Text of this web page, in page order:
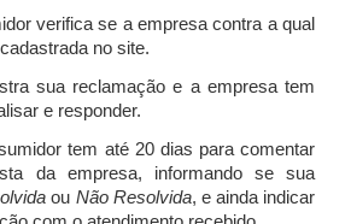
verifica se a empresa contra a qual
no site.
sua reclamação e a empresa tem
e responder.
tem até 20 dias para comentar
da empresa, informando se sua
ou Não Resolvida, e ainda indicar